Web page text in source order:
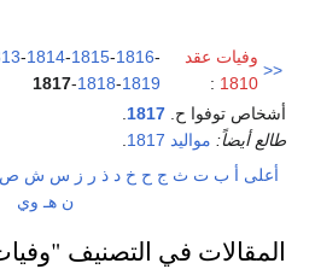
<<
وفيات عقد
1810
:
-1814-1815-1816-
1817-1818-1819
أشخاص توفوا ح. 1817
طالع أيضاً: مواليد 1817
أعلى أ ب ت ث ج ح خ د ذ ر ز س ش ص
ن هـ وي
المقالات في التصنيف "وفيات